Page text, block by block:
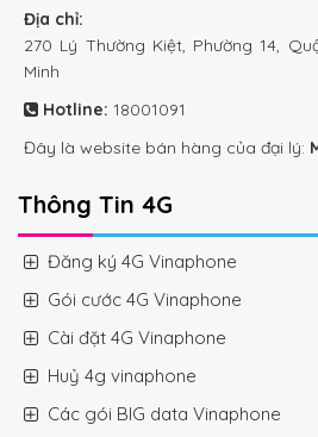
Địa chỉ:
270 Lý Thường Kiệt, Phường 14,
Minh
Hotline: 18001091
Đây là website bán hàng của đại lý:
Thông Tin 4G
Đăng ký 4G Vinaphone
Gói cước 4G Vinaphone
Cài đặt 4G Vinaphone
Huỷ 4g vinaphone
Các gói BIG data Vinaphone